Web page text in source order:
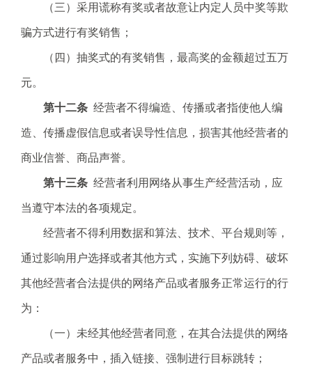
（三）采用谎称有奖或者故意让内定人员中奖等欺
骗方式进行有奖销售；
（四）抽奖式的有奖销售，最高奖的金额超过五万
元。
第十二条 经营者不得编造、传播或者指使他人编
造、传播虚假信息或者误导性信息，损害其他经营者的
商业信誉、商品声誉。
第十三条 经营者利用网络从事生产经营活动，应
当遵守本法的各项规定。
经营者不得利用数据和算法、技术、平台规则等，
通过影响用户选择或者其他方式，实施下列妨碍、破坏
其他经营者合法提供的网络产品或者服务正常运行的行
为：
（一）未经其他经营者同意，在其合法提供的网络
产品或者服务中，插入链接、强制进行目标跳转；